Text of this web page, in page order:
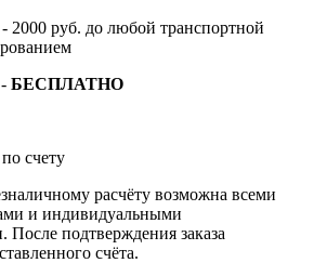
- 2000 руб. до любой транспортной
БЕСПЛАТНО
счету
расчёту возможна всеми
и индивидуальными
После подтверждения заказа
счёта.